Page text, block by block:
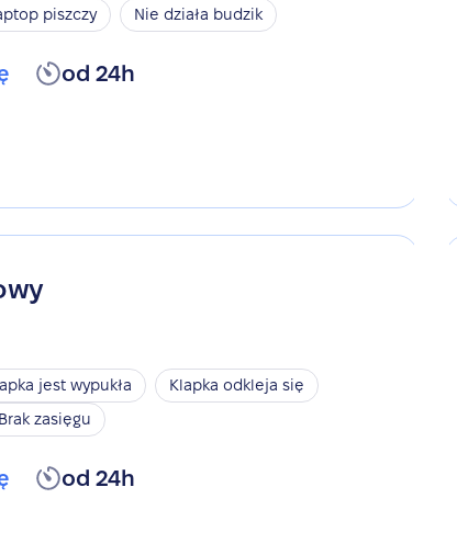
piszczy Nie działa budzik
od 24h
jest wypukła
Klapka odkleja się
Brak zasięgu
od 24h